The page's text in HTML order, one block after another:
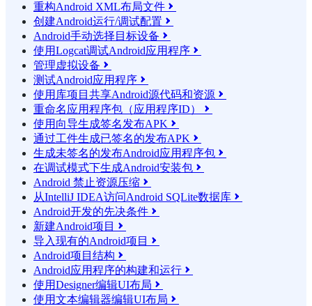
重构Android XML布局文件 
创建Android运行/调试配置 
Android手动选择目标设备 
使用Logcat调试Android应用程序 
管理虚拟设备 
测试Android应用程序 
使用库项目共享Android源代码和资源 
重命名应用程序包（应用程序ID） 
使用向导生成签名发布APK 
通过工件生成已签名的发布APK 
生成未签名的发布Android应用程序包 
在调试模式下生成Android安装包 
Android 禁止资源压缩 
从IntelliJ IDEA访问Android SQLite数据库 
Android开发的先决条件 
新建Android项目 
导入现有的Android项目 
Android项目结构 
Android应用程序的构建和运行 
使用Designer编辑UI布局 
使用文本编辑器编辑UI布局 